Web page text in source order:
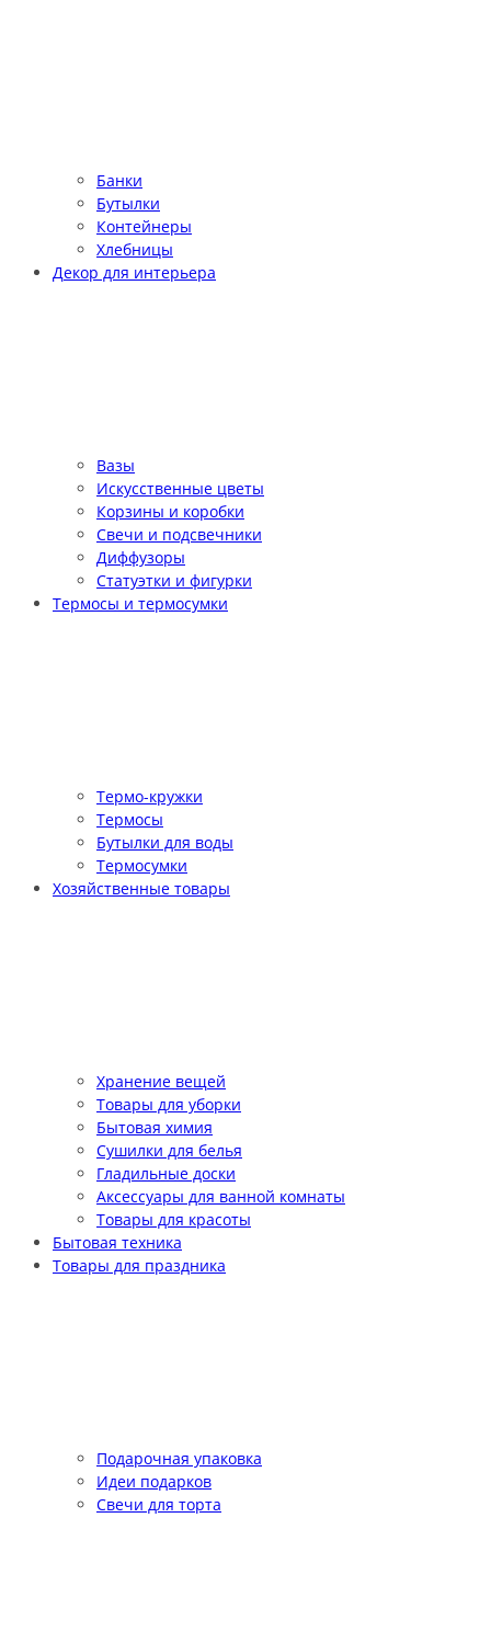
Банки
Бутылки
Контейнеры
Хлебницы
Декор для интерьера
Вазы
Искусственные цветы
Корзины и коробки
Свечи и подсвечники
Диффузоры
Статуэтки и фигурки
Термосы и термосумки
Термо-кружки
Термосы
Бутылки для воды
Термосумки
Хозяйственные товары
Хранение вещей
Товары для уборки
Бытовая химия
Сушилки для белья
Гладильные доски
Аксессуары для ванной комнаты
Товары для красоты
Бытовая техника
Товары для праздника
Подарочная упаковка
Идеи подарков
Свечи для торта